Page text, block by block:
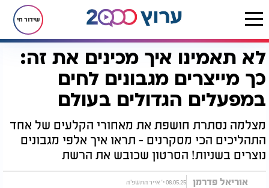
שידור חי
דף הבית רץ בוואטסאפ לא תאמינו איך מכינים את זה: כך מייצרים מגבונים לחים במפעלים הגדולים בעולם
לא תאמינו איך מכינים את זה:
כך מייצרים מגבונים לחים
במפעלים הגדולים בעולם
מצלמה נסתרת חושפת את מאחורי הקלעים של אחד
התהליכים הכי מסקרנים - תראו איך אלפי מגבונים
נוצרים בשניות! הסרטון שכובש את הרשת
אוריאל פדרמן 08.05.25 י' אייר התשפ"ה